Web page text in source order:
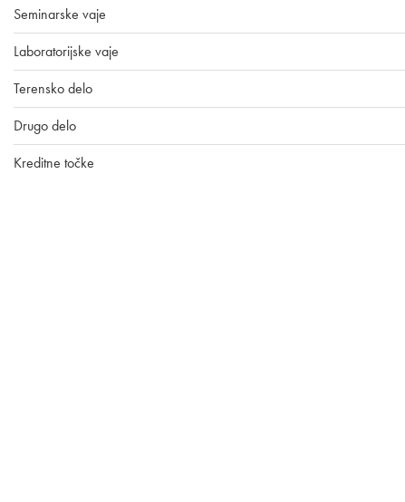
Seminarske vaje
Laboratorijske vaje
Terensko delo
Drugo delo
Kreditne točke